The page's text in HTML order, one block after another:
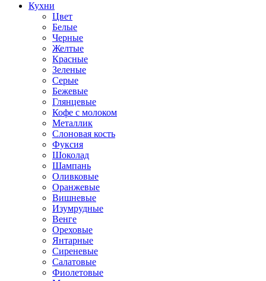
Кухни
Цвет
Белые
Черные
Желтые
Красные
Зеленые
Серые
Бежевые
Глянцевые
Кофе с молоком
Металлик
Слоновая кость
Фуксия
Шоколад
Шампань
Оливковые
Оранжевые
Вишневые
Изумрудные
Венге
Ореховые
Янтарные
Сиреневые
Салатовые
Фиолетовые